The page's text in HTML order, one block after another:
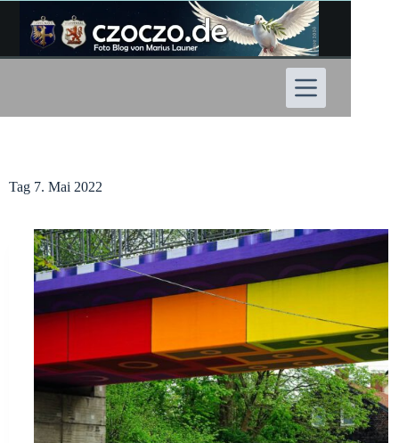
Inhalt
springen
Tag 7. Mai 2022